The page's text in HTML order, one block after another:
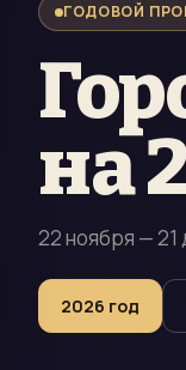
ГОДОВОЙ
на
22 ноября — 21
2026 год